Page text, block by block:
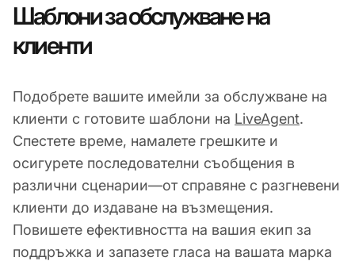
Шаблони за обслужване на
клиенти
Подобрете вашите имейли за обслужване на
клиенти с готовите шаблони на LiveAgent.
Спестете време, намалете грешките и
осигурете последователни съобщения в
различни сценарии—от справяне с разгневени
клиенти до издаване на възмещения.
Повишете ефективността на вашия екип за
поддръжка и запазете гласа на вашата марка